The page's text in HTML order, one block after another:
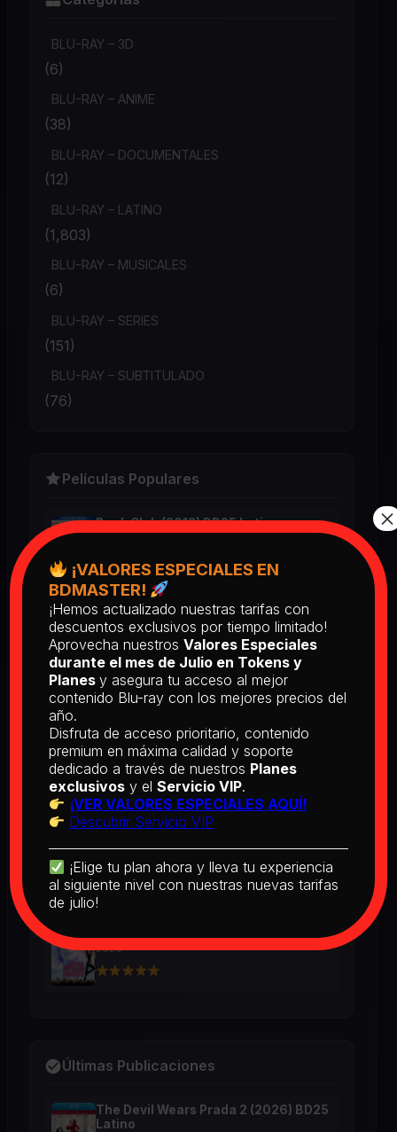
BLU-RAY – 3D
(6)
BLU-RAY – ANIME
(38)
BLU-RAY – DOCUMENTALES
(12)
BLU-RAY – LATINO
(1,803)
BLU-RAY – MUSICALES
(6)
BLU-RAY – SERIES
(151)
BLU-RAY – SUBTITULADO
(76)
Películas Populares
Book Club (2018) BD25 Latino
Return of the Living Dead: Part II
(1988) BD25 Latino
2025
Earth [Criterion Collection] (1976)
BD25 Subtitulado
2026
[PEDIDO] Boogie Nights (1997) BD25
2026
2026
Últimas Publicaciones
The Devil Wears Prada 2 (2026) BD25
Latino
¡VALORES ESPECIALES EN
BDMASTER!
¡Hemos actualizado nuestras tarifas con
descuentos exclusivos por tiempo limitado!
Aprovecha nuestros Valores Especiales
durante el mes de Julio en Tokens y
Planes y asegura tu acceso al mejor
contenido Blu-ray con los mejores precios del
año.
Disfruta de acceso prioritario, contenido
premium en máxima calidad y soporte
dedicado a través de nuestros Planes
exclusivos y el Servicio VIP.
¡VER VALORES ESPECIALES AQUÍ!
Descubrir Servicio VIP
¡Elige tu plan ahora y lleva tu experiencia
al siguiente nivel con nuestras nuevas tarifas
de julio!
×